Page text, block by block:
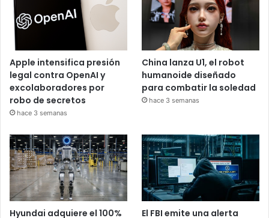
Apple intensifica presión
legal contra OpenAI y
excolaboradores por
robo de secretos
hace 3 semanas
China lanza U1, el robot
humanoide diseñado
para combatir la soledad
hace 3 semanas
Hyundai adquiere el 100%
El FBI emite una alerta